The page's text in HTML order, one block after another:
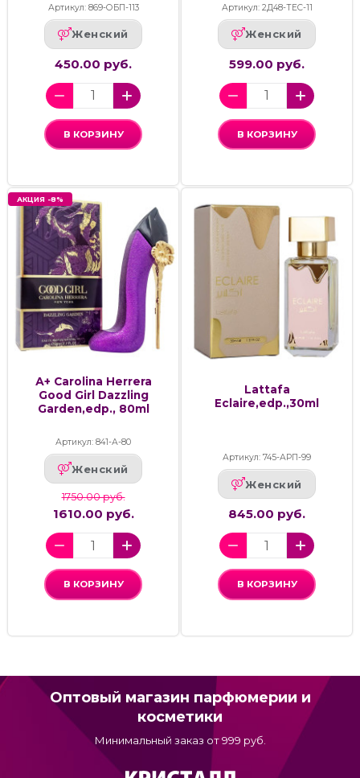
Артикул: 869-ОБП-113
Женский
450.00 руб.
В КОРЗИНУ
Артикул: 2Д48-ТЕС-11
Женский
599.00 руб.
В КОРЗИНУ
АКЦИЯ -8%
А+ Carolina Herrera
Good Girl Dazzling
Garden,edp., 80ml
Артикул: 841-А-80
Женский
1750.00 руб.
1610.00 руб.
В КОРЗИНУ
Lattafa
Eclaire,edp.,30ml
Артикул: 745-АРП-99
Женский
845.00 руб.
В КОРЗИНУ
Оптовый магазин парфюмерии и
косметики
Минимальный заказ от 999 руб.